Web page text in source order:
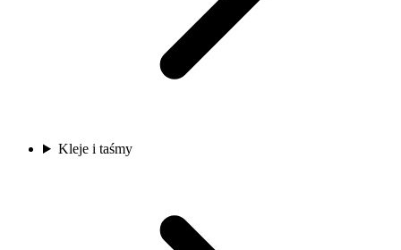
Kleje i taśmy